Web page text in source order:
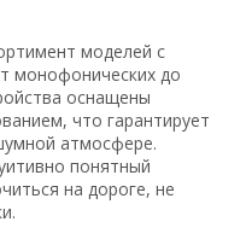
моделей с
монофонических до
оснащены
что гарантирует
атмосфере.
понятный
на дороге, не